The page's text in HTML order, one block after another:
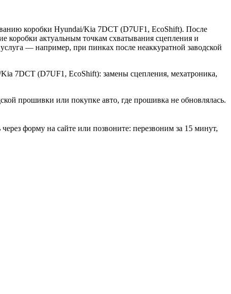
коробки Hyundai/Kia 7DCT (D7UF1, EcoShift). После
коробки актуальным точкам схватывания сцепления и
— например, при пинках после неаккуратной заводской
7DCT (D7UF1, EcoShift): замены сцепления, мехатроника,
прошивки или покупке авто, где прошивка не обновлялась.
форму на сайте или позвоните: перезвоним за 15 минут,